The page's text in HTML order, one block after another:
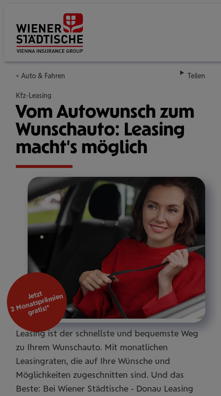
Auto & Fahren Teilen
Jetzt
2
M
o
nats
prä
mie
n
gratis!*
Kfz-Leasing
Vom Auto­wunsch zum
Wunsch­auto: Leasing
macht's möglich
Leasing ist der schnellste und bequemste Weg
zu Ihrem Wunschauto. Mit monatlichen
Leasingraten, die auf Ihre Wünsche und
Möglichkeiten zugeschnitten sind. Und das
Beste: Bei Wiener Städtische - Donau Leasing